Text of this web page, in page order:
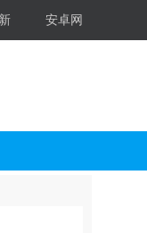
安卓网